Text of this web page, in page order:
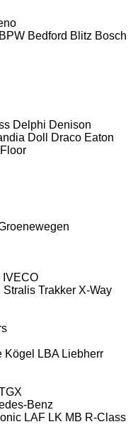
BPW Bedford Blitz Bosch
Delphi Denison
Doll Draco Eaton
Floor
IVECO
Stralis Trakker X-Way
Kögel LBA Liebherr
Benz
LAF LK MB R-Class